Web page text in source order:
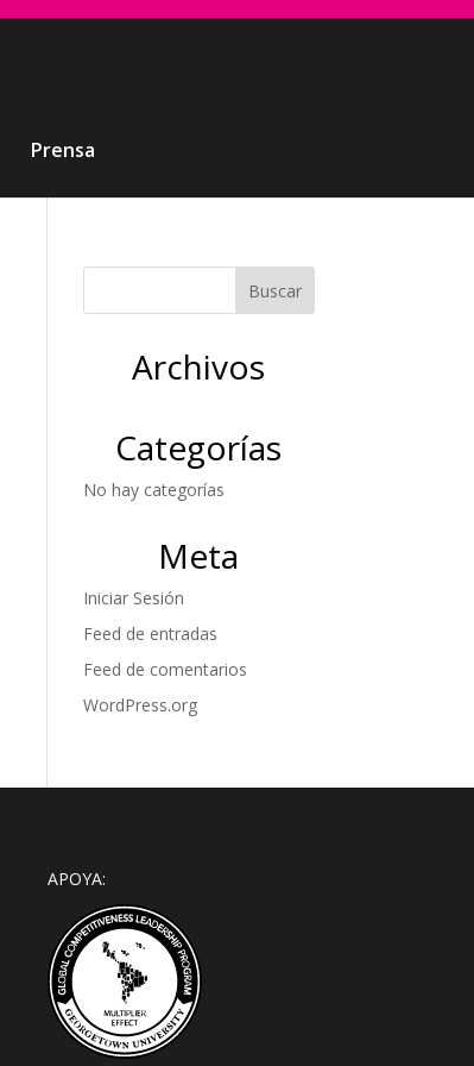
Prensa
Archivos
Categorías
No hay categorías
Meta
Iniciar Sesión
Feed de entradas
Feed de comentarios
WordPress.org
APOYA: